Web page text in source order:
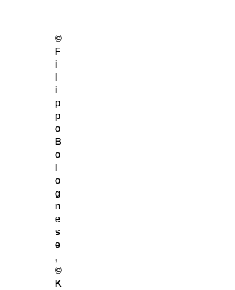
©
F
i
i
p
p
o
B
o
o
g
n
e
s
e
,
©
K